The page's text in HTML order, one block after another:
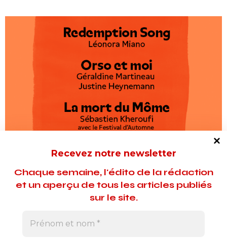
Recevez notre newsletter
Chaque semaine, l'édito de la rédaction
et un aperçu de tous les articles publiés
sur le site.